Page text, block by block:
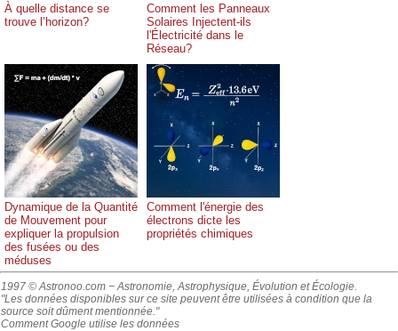
À quelle distance se
trouve l’horizon?
Comment les Panneaux
Solaires Injectent-ils
l'Électricité dans le
Réseau?
Dynamique de la Quantité
de Mouvement pour
expliquer la propulsion
des fusées ou des
méduses
Comment l'énergie des
électrons dicte les
propriétés chimiques
1997 © Astronoo.com − Astronomie, Astrophysique, Évolution et Écologie.
"Les données disponibles sur ce site peuvent être utilisées à condition que la
source soit dûment mentionnée."
Comment Google utilise les données